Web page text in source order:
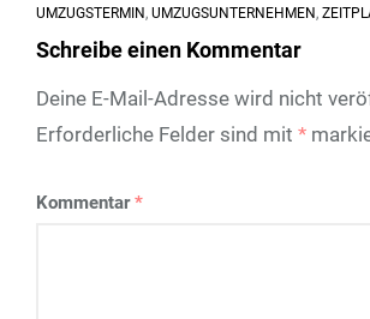
UMZUGSTERMIN, UMZUGSUNTERNEHMEN,
Schreibe einen Kommentar
Deine E-Mail-Adresse wird nicht
Erforderliche Felder sind mit *
Kommentar*